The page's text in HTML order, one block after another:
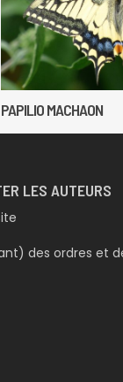
PAPILIO MACHAON
LES AUTEURS
des ordres et